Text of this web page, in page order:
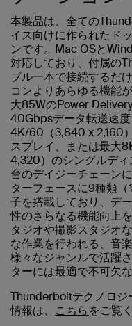
本製品は、全ての
イス向けに作られたド
ンです。Mac OSと
対応しており、付属の
ブル一本で接続するだ
コンよりあらゆる機能
大85WのPower
40Gbpsデータ転送速
4K/60（3,840 x 2,160
スプレイ、または最大
4,320）のシングルデ
台のデイジーチェーン
ターフェースに9種類
子を搭載しており、デ
性のさらなる機能向上
タジオや撮影スタジオ
な作業を行われる、音
様々なジャンルで活躍
ターには最適で不可欠
Thunderboltテクノロジ
情報は、 こちら をご覧